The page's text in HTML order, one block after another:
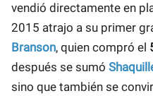
vendió directamente en
2015 atrajo a su primer
Branson, quien compró el
después se sumó
sino que también se